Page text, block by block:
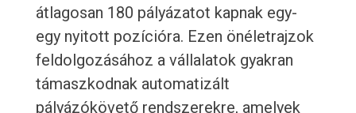
átlagosan 180 pályázatot kapnak egy-
egy nyitott pozícióra. Ezen önéletrajzok
feldolgozásához a vállalatok gyakran
támaszkodnak automatizált
pályázókövető rendszerekre, amelyek